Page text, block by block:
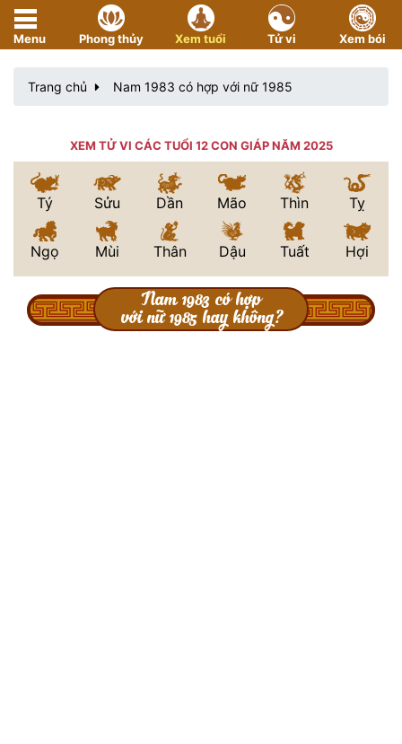
Menu Phong thủy Xem tuổi Tử vi Xem bói
Trang chủ Nam 1983 có hợp với nữ 1985
XEM TỬ VI CÁC TUỔI 12 CON GIÁP NĂM 2025
Tý Sửu Dần Mão Thìn Tỵ
Ngọ Mùi Thân Dậu Tuất Hợi
Nam 1983 có hợp
với nữ 1985 hay không?